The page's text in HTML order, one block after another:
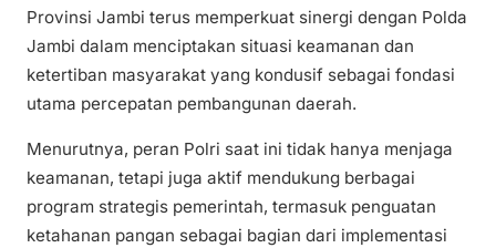
Provinsi Jambi terus memperkuat sinergi dengan Polda
Jambi dalam menciptakan situasi keamanan dan
ketertiban masyarakat yang kondusif sebagai fondasi
utama percepatan pembangunan daerah.
Menurutnya, peran Polri saat ini tidak hanya menjaga
keamanan, tetapi juga aktif mendukung berbagai
program strategis pemerintah, termasuk penguatan
ketahanan pangan sebagai bagian dari implementasi